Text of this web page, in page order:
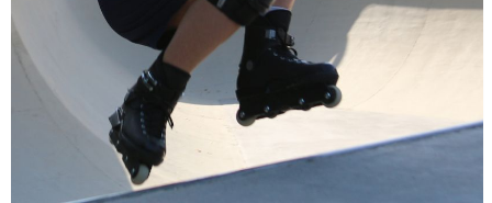
Tiziano Pesce a Radio InBlu2000 traccia il bilancio della stagione